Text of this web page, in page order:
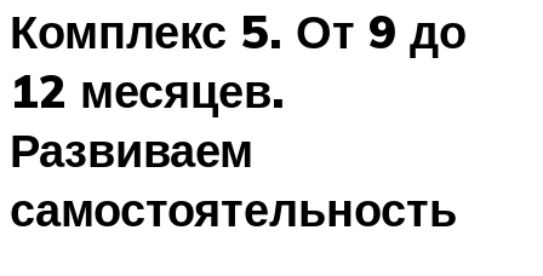
Комплекс 5. От 9 до
12 месяцев.
Развиваем
самостоятельность